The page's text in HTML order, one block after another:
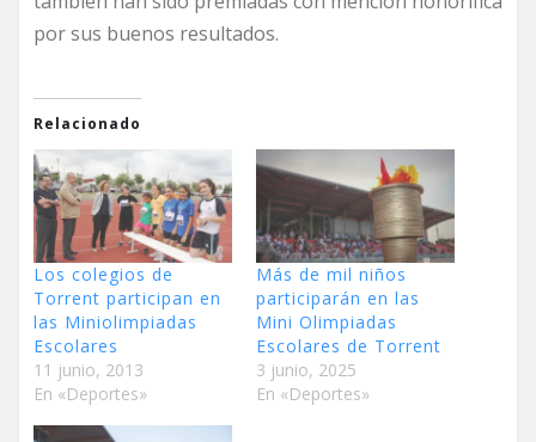
por sus buenos resultados.
Relacionado
Los colegios de
Torrent participan en
las Miniolimpiadas
Escolares
11 junio, 2013
En «Deportes»
Más de mil niños
participarán en las
Mini Olimpiadas
Escolares de Torrent
3 junio, 2025
En «Deportes»